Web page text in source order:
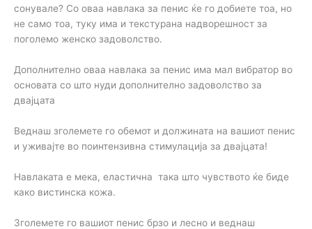
сонувале? Со оваа навлака за пенис ќе го добиете тоа, но
не само тоа, туку има и текстурана надворешност за
поголемо женско задоволство.
Дополнително оваа навлака за пенис има мал вибратор во
основата со што нуди дополнително задоволство за
двајцата
Веднаш зголемете го обемот и должината на вашиот пенис
и уживајте во поинтензивна стимулација за двајцата!
Навлаката е мека, еластична така што чувството ќе биде
како вистинска кожа.
Зголемете го вашиот пенис брзо и лесно и веднаш